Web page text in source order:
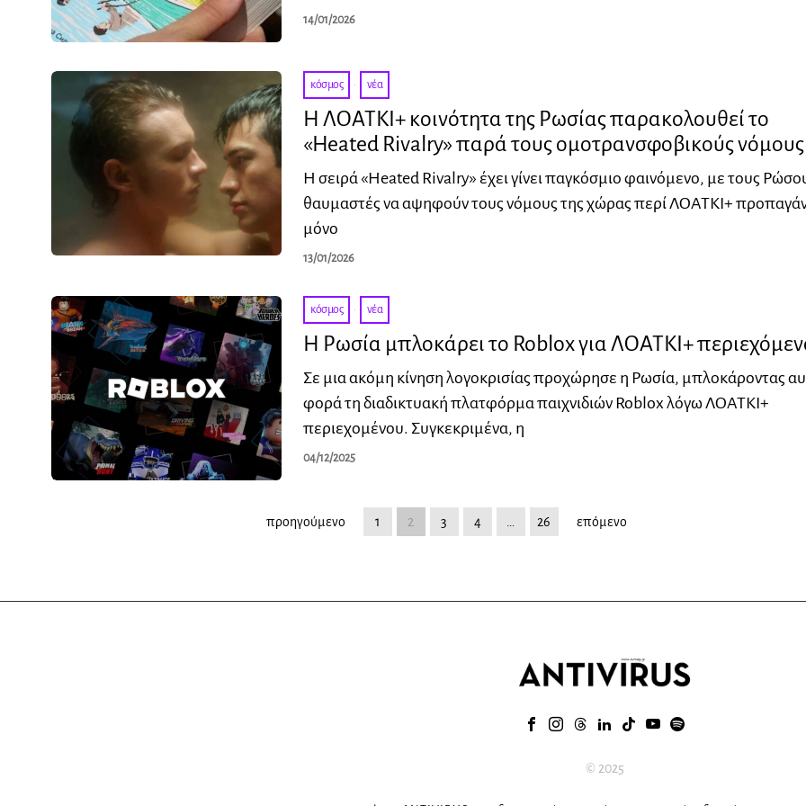
14/01/2026
κόσμος · νέα
Η ΛΟΑΤΚΙ+ κοινότητα της Ρωσίας παρακολουθεί το
«Heated Rivalry» παρά τους ομοτρανσφοβικούς νόμους
Η σειρά «Heated Rivalry» έχει γίνει παγκόσμιο φαινόμενο, με τους
θαυμαστές να αψηφούν τους νόμους της χώρας περί ΛΟΑΤΚΙ+
μόνο
13/01/2026
κόσμος · νέα
Η Ρωσία μπλοκάρει το Roblox για ΛΟΑΤΚΙ+
Σε μια ακόμη κίνηση λογοκρισίας προχώρησε η Ρωσία, μπλοκάροντας
φορά τη διαδικτυακή πλατφόρμα παιχνιδιών Roblox λόγω ΛΟΑΤΚΙ+
περιεχομένου. Συγκεκριμένα, η
04/12/2025
προηγούμενο 1 2 3 4 26 επόμενο
© 2025